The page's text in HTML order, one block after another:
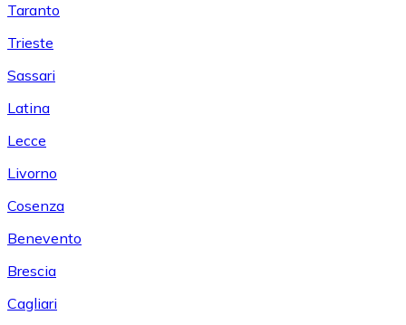
Taranto
Trieste
Sassari
Latina
Lecce
Livorno
Cosenza
Benevento
Brescia
Cagliari